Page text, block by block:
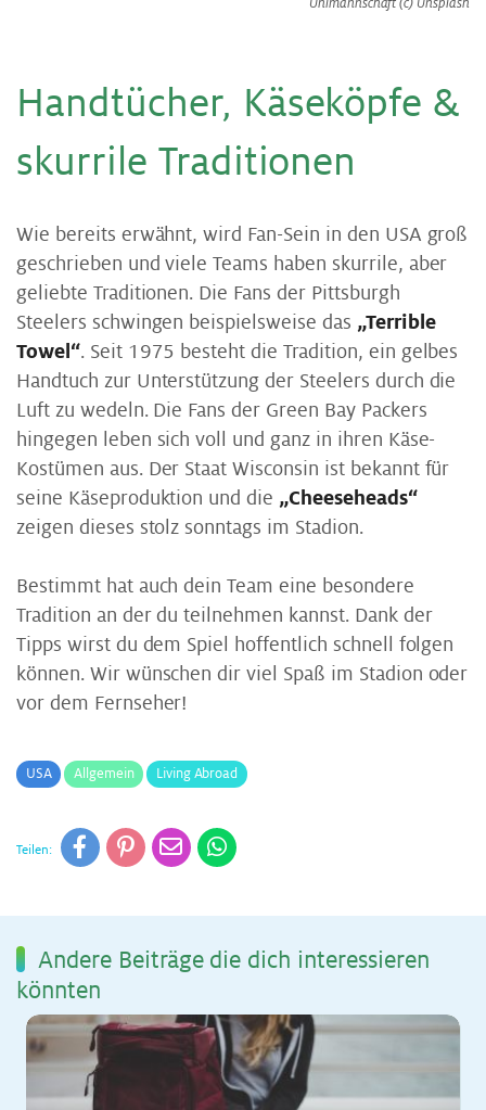
Handtücher, Käseköpfe &
skurrile Traditionen
Wie bereits erwähnt, wird Fan-Sein in den USA groß
geschrieben und viele Teams haben skurrile, aber
geliebte Traditionen. Die Fans der Pittsburgh
Steelers schwingen beispielsweise das „Terrible
Towel“. Seit 1975 besteht die Tradition, ein gelbes
Handtuch zur Unterstützung der Steelers durch die
Luft zu wedeln. Die Fans der Green Bay Packers
hingegen leben sich voll und ganz in ihren Käse-
Kostümen aus. Der Staat Wisconsin ist bekannt für
seine Käseproduktion und die „Cheeseheads“
zeigen dieses stolz sonntags im Stadion.
Bestimmt hat auch dein Team eine besondere
Tradition an der du teilnehmen kannst. Dank der
Tipps wirst du dem Spiel hoffentlich schnell folgen
können. Wir wünschen dir viel Spaß im Stadion oder
vor dem Fernseher!
USA Allgemein Living Abroad
Teilen:
An­de­re Bei­trä­ge die dich in­ter­es­sie­ren
könn­ten